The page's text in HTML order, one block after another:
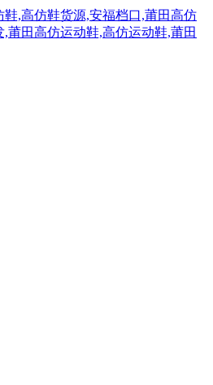
,高仿鞋货源,安福档口,莆田高仿
莆田高仿运动鞋,高仿运动鞋,莆田